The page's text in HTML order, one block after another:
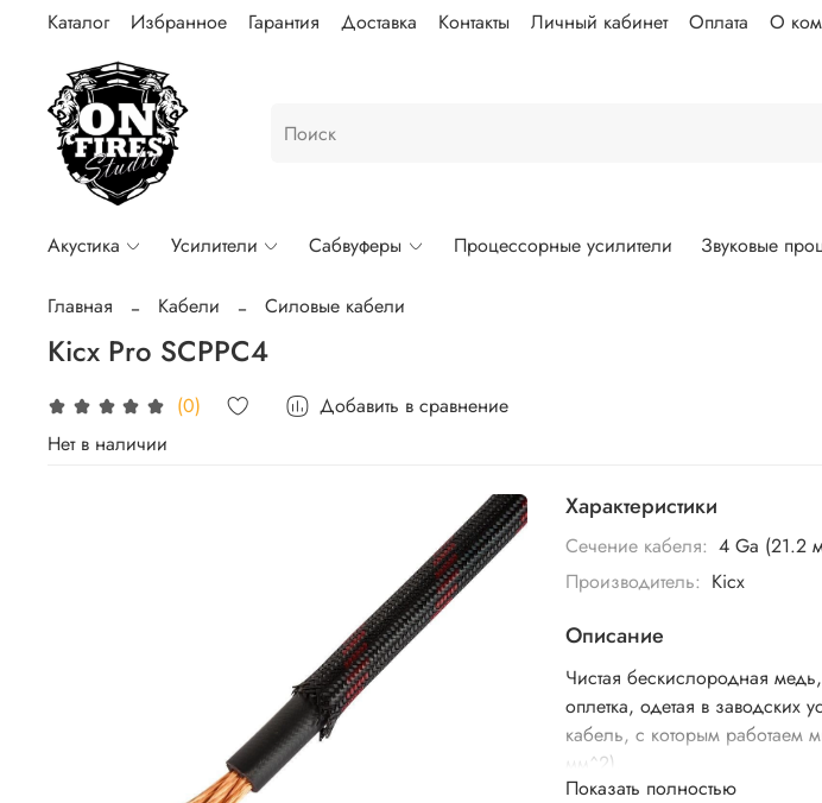
Каталог Избранное Гарантия Доставка Контакты Личный кабинет Оплата О
Акустика Усилители Сабвуферы Процессорные усилители Звуковые
Главная Кабели Силовые кабели
Kicx Pro SCPPC4
Нет в наличии
(0) Добавить в сравнение
Характеристики
Сечение кабеля: 4 Ga (21.2
Производитель: Kicx
Описание
Чистая бескислородная
оплетка, одетая в заводских
кабель, с которым
мм^2).
Показать полностью